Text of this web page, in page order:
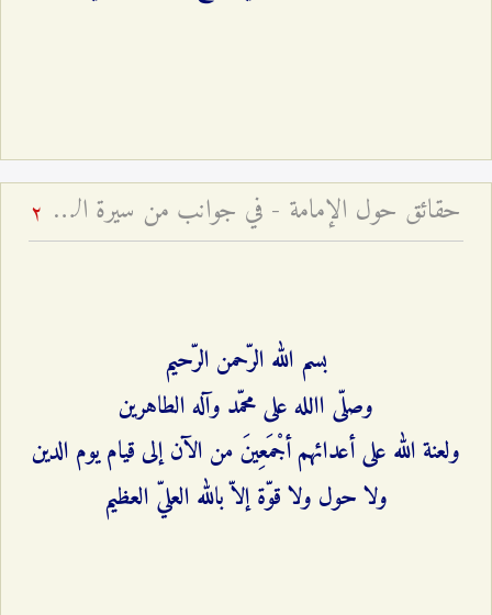
حقائق حول الإمامة - في جوانب من سيرة الإمام المجتبى وأحداث شهادته 2
بسم الله الرّحمن الرّحيم‌
وصلّى االله على محمّد وآله الطاهرين‌
ولعنة الله على أعدائهم أجْمَعِينَ من الآن إلى قيام يوم الدين‌
ولا حول ولا قوّة إلاّ بالله العليّ العظيم‌